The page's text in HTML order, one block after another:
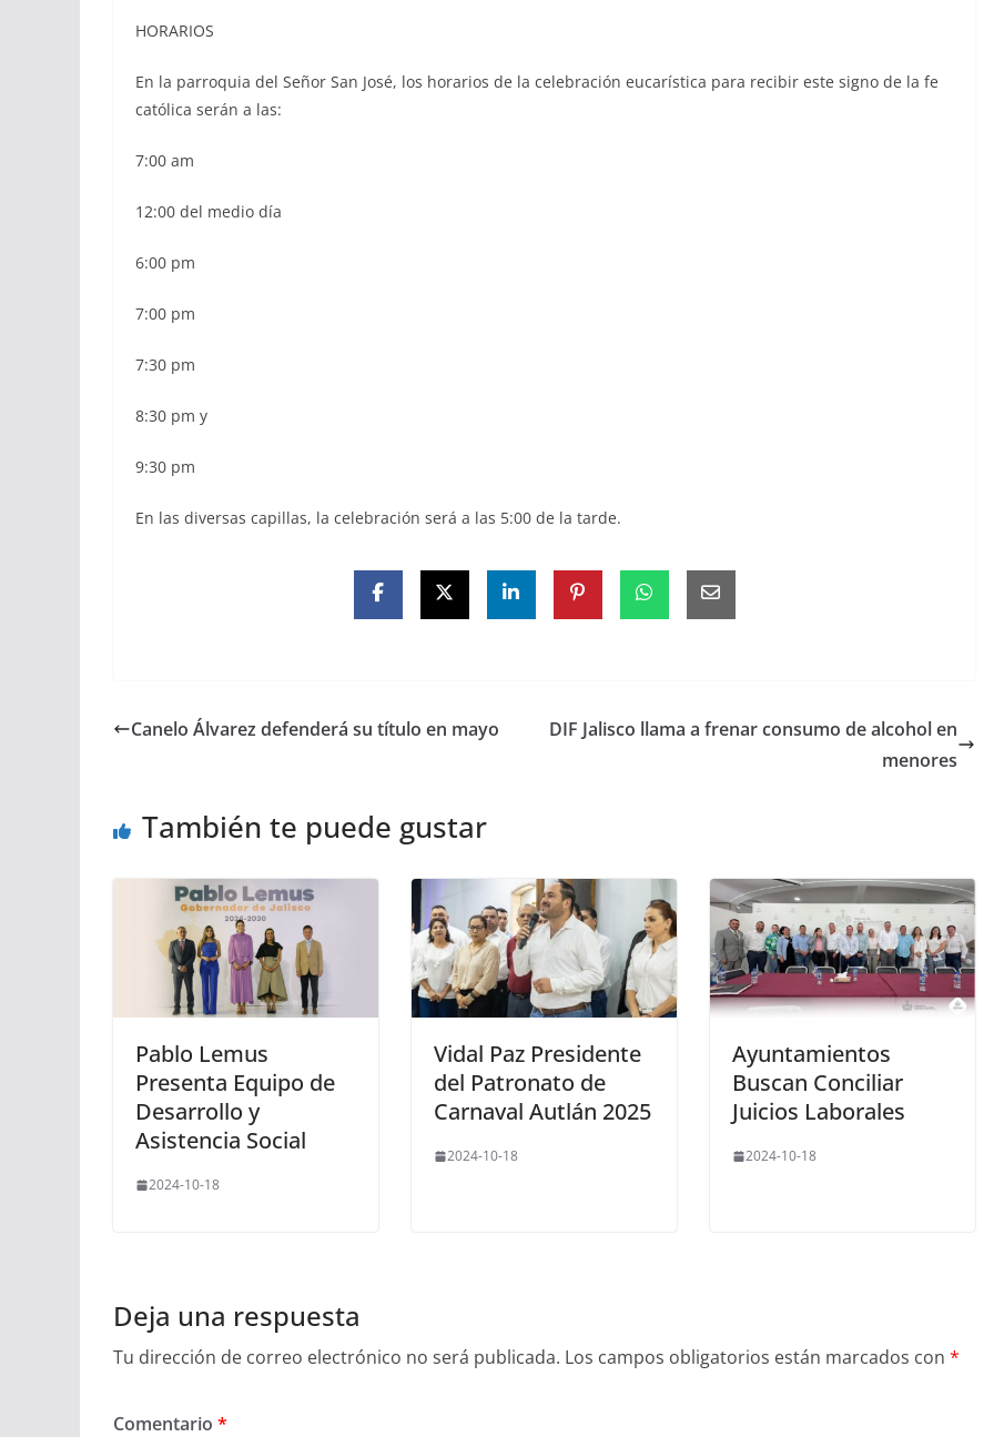
HORARIOS
En la parroquia del Señor San José, los horarios de la celebración eucarística para recibir este signo de la fe
católica serán a las:
7:00 am
12:00 del medio día
6:00 pm
7:00 pm
7:30 pm
8:30 pm y
9:30 pm
En las diversas capillas, la celebración será a las 5:00 de la tarde.
Canelo Álvarez defenderá su título en mayo
DIF Jalisco llama a frenar consumo de alcohol en
menores
También te puede gustar
Pablo Lemus
Presenta Equipo de
Desarrollo y
Asistencia Social
2024-10-18
Vidal Paz Presidente
del Patronato de
Carnaval Autlán 2025
2024-10-18
Ayuntamientos
Buscan Conciliar
Juicios Laborales
2024-10-18
Deja una respuesta
Tu dirección de correo electrónico no será publicada. Los campos obligatorios están marcados con *
Comentario *